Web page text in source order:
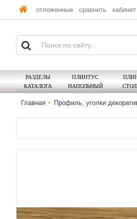
отложенные сравнить кабинет
РАЗДЕЛЫ
КАТАЛОГА
ПЛИНТУС
НАПОЛЬНЫЙ
Главная Профиль, уголки